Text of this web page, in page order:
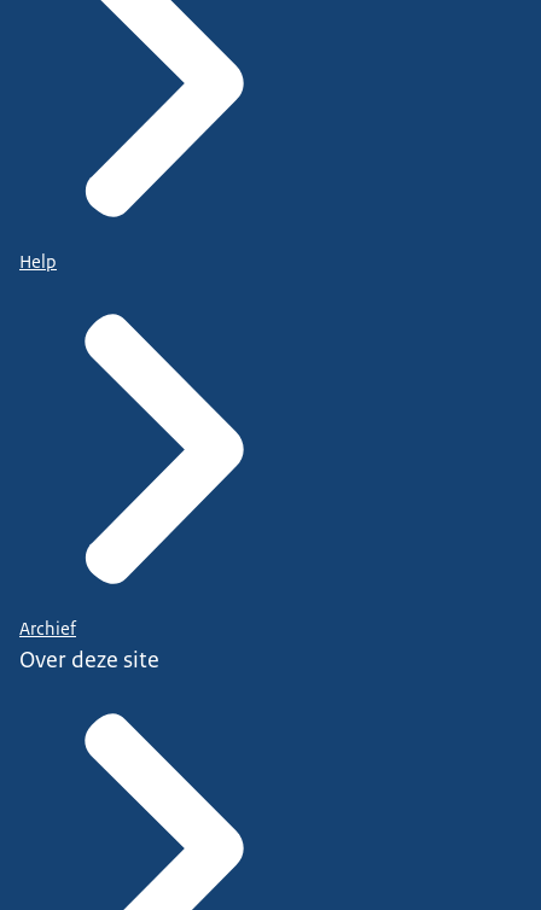
Help
Archief
Over deze site